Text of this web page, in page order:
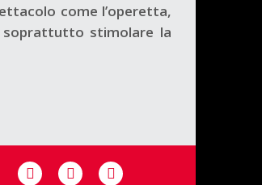
come l’operetta,
soprattutto stimolare la